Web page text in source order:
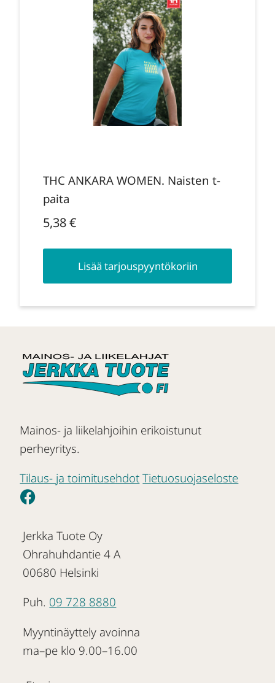
THC ANKARA WOMEN. Naisten t-
paita
5,38€
Lisää tarjouspyyntökoriin
Mainos- ja liikelahjoihin erikoistunut
perheyritys.
Tilaus- ja toimitusehdot Tietuosuojaseloste
Jerkka Tuote Oy
Ohrahuhdantie 4 A
00680 Helsinki
Puh. 09 728 8880
Myyntinäyttely avoinna
ma–pe klo 9.00–16.00